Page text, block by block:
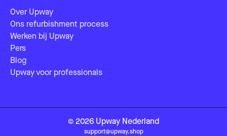
Over Upway
Ons refurbishment process
Werken bij Upway
Pers
Blog
Upway voor professionals
© 2026 Upway Nederland
support@upway.shop